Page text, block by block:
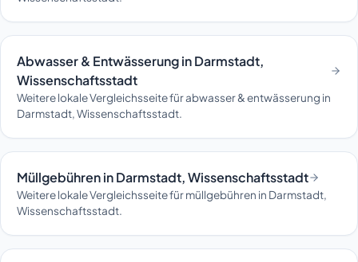
Abwasser & Entwässerung in Darmstadt,
Wissenschaftsstadt
Weitere lokale Vergleichsseite für abwasser & entwässerung in
Darmstadt, Wissenschaftsstadt.
Müllgebühren in Darmstadt, Wissenschaftsstadt
Weitere lokale Vergleichsseite für müllgebühren in Darmstadt,
Wissenschaftsstadt.